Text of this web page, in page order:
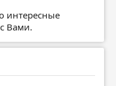
интересные
Вами.